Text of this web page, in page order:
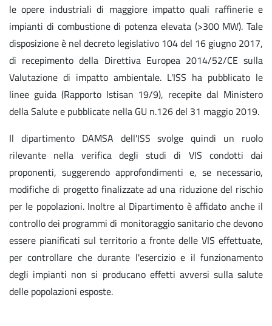
le opere industriali di maggiore impatto quali raffinerie e
impianti di combustione di potenza elevata (>300 MW). Tale
disposizione è nel decreto legislativo 104 del 16 giugno 2017,
di recepimento della Direttiva Europea 2014/52/CE sulla
Valutazione di impatto ambientale. L'ISS ha pubblicato le
linee guida (Rapporto Istisan 19/9), recepite dal Ministero
della Salute e pubblicate nella GU n.126 del 31 maggio 2019.
Il dipartimento DAMSA dell'ISS svolge quindi un ruolo
rilevante nella verifica degli studi di VIS condotti dai
proponenti, suggerendo approfondimenti e, se necessario,
modifiche di progetto finalizzate ad una riduzione del rischio
per le popolazioni. Inoltre al Dipartimento è affidato anche il
controllo dei programmi di monitoraggio sanitario che devono
essere pianificati sul territorio a fronte delle VIS effettuate,
per controllare che durante l'esercizio e il funzionamento
degli impianti non si producano effetti avversi sulla salute
delle popolazioni esposte.